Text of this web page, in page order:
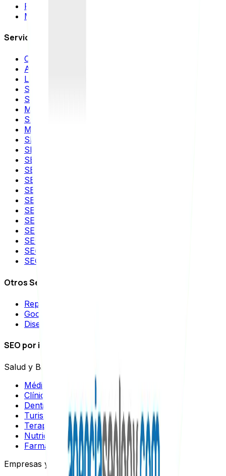
Política de privacidad
Mapa del sitio
Servicios SEO
Consultoría SEO
Auditoría SEO
Link Building
SEO Local
SEO para Ecommerce
Migración SEO
SEO Internacional
Marketing de Contenidos
SEO para Wordpress
SEO para WooCommerce
SEO para Shopify
SEO para Magento
SEO para VTEX
SEO para Wix
SEO para Squarespace
SEO para PrestaShop
SEO para TikTok
SEO para YouTube
SEO para Instagram
SEO para aplicaciones móviles
SEO para IA
Otros Servicios
Reputación Online
Google Ads
Diseño Web
SEO por industrias
Salud y Bienestar
Médicos
Clínicas Estéticas
Dentistas
Turismo Médico
Terapeutas
Nutricionistas
Farmacias
Empresas y Negocios